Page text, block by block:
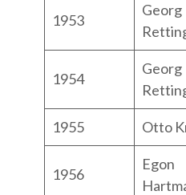
1953
Georg
1954
Georg
1955 Otto
1956
Egon